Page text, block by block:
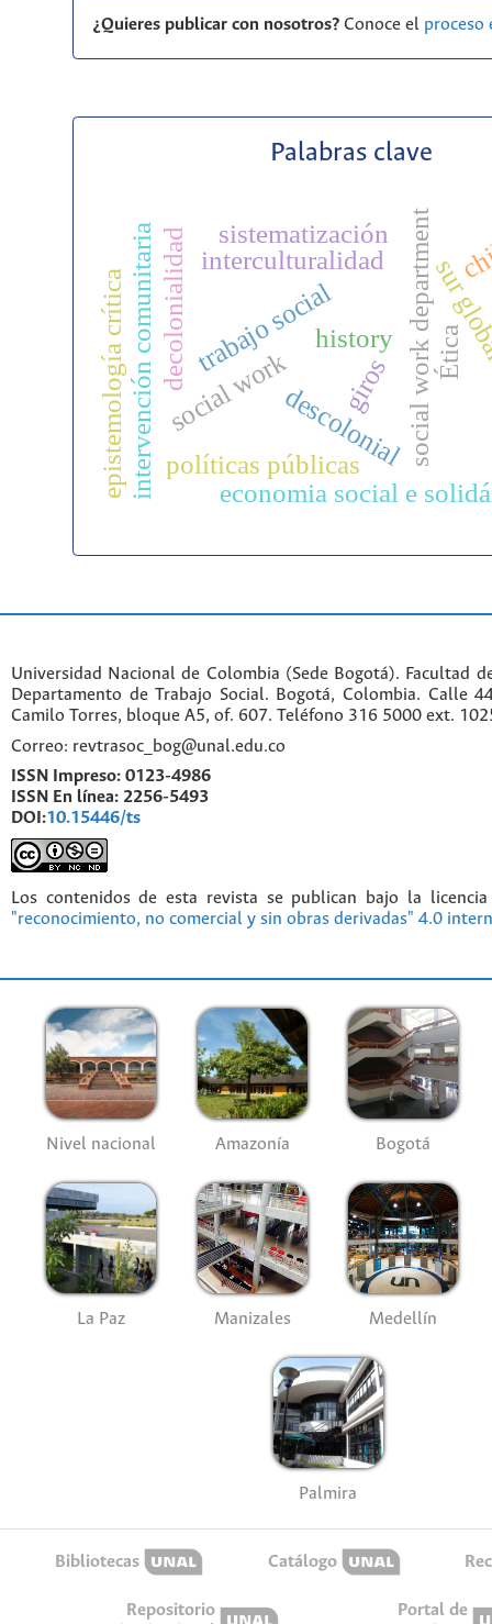
¿Quieres publicar con nosotros?Conoce el
Palabras clave
social work
history social work department
trabajo social
descolonial
sur
interculturalidad
decolonialidad giros
intervención comunitaria economia social e
epistemología crítica Ética
políticas públicas
sistematización
Universidad Nacional de Colombia (Sede Bogotá). Facultad
Departamento de Trabajo Social. Bogotá, Colombia. Calle
Camilo Torres, bloque A5, of. 607. Teléfono 316 5000 ext.
Correo: revtrasoc_bog@unal.edu.co
ISSN Impreso: 0123-4986
ISSN En línea: 2256-5493
DOI:10.15446/ts
Los contenidos de esta revista se publican bajo la
"reconocimiento, no comercial y sin obras derivadas" 4.0
Nivel nacional Amazonía Bogotá
La Paz Manizales Medellín
Palmira
Bibliotecas Catálogo
Repositorio
Portal de